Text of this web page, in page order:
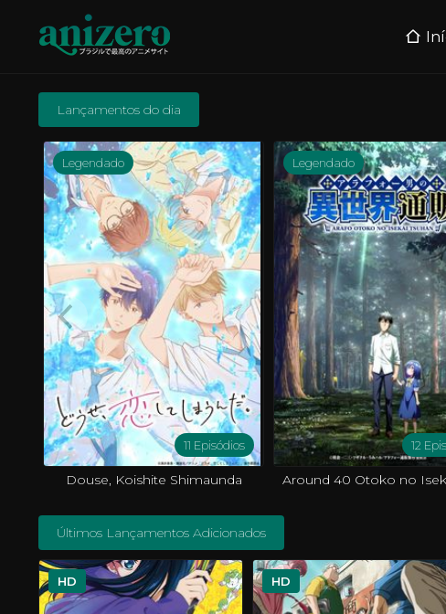
Lançamentos do dia
Legendado
11 Episódios
Douse, Koishite Shimaunda
Legendado
12
Últimos Lançamentos Adicionados
HD HD